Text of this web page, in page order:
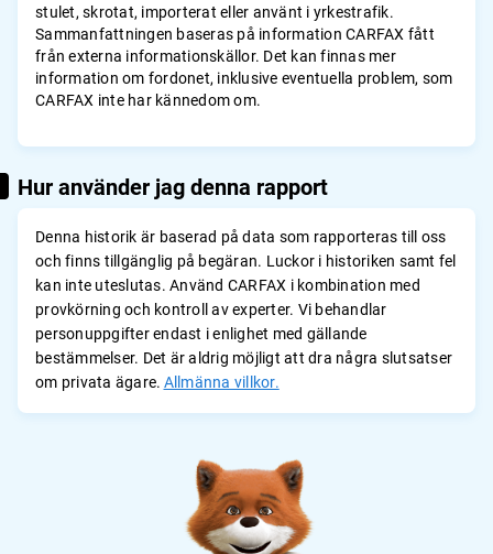
stulet, skrotat, importerat eller använt i yrkestrafik.
Sammanfattningen baseras på information CARFAX fått
från externa informationskällor. Det kan finnas mer
information om fordonet, inklusive eventuella problem, som
CARFAX inte har kännedom om.
Hur använder jag denna rapport
Denna historik är baserad på data som rapporteras till oss
och finns tillgänglig på begäran. Luckor i historiken samt fel
kan inte uteslutas. Använd CARFAX i kombination med
provkörning och kontroll av experter. Vi behandlar
personuppgifter endast i enlighet med gällande
bestämmelser. Det är aldrig möjligt att dra några slutsatser
om privata ägare. Allmänna villkor.